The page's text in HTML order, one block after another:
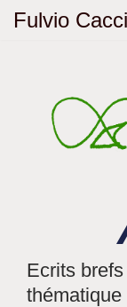
Fulvio
Ecrits